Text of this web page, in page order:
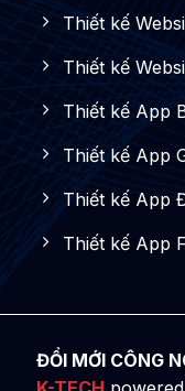
Thiết kế
Thiết kế
Thiết kế App
Thiết kế App
Thiết kế App
Thiết kế App
ĐỔI MỚI CÔNG